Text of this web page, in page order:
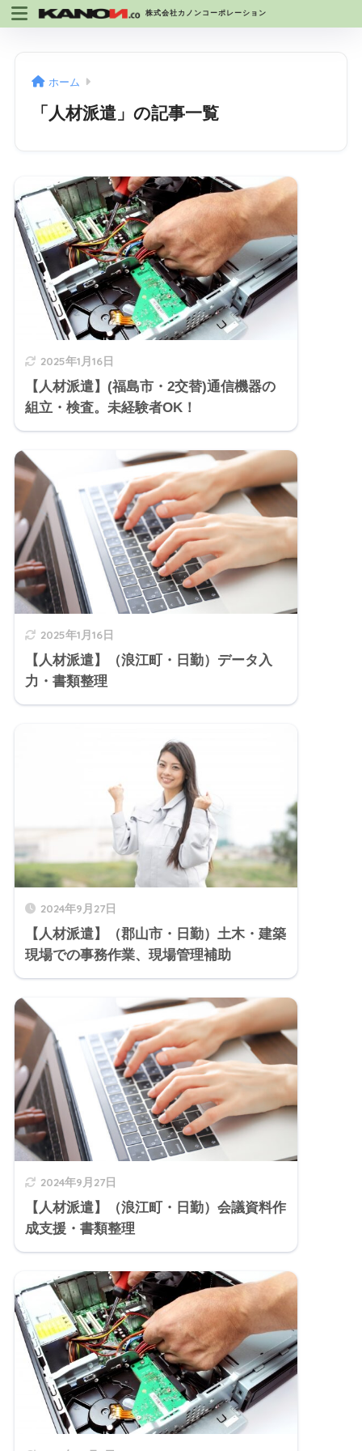
株式会社カノンコーポレーション
ホーム
「人材派遣」の記事一覧
2025年1月16日
【人材派遣】(福島市・2交替)通信機器の
組立・検査。未経験者OK！
2025年1月16日
【人材派遣】（浪江町・日勤）データ入
力・書類整理
2024年9月27日
【人材派遣】（郡山市・日勤）土木・建築
現場での事務作業、現場管理補助
2024年9月27日
【人材派遣】（浪江町・日勤）会議資料作
成支援・書類整理